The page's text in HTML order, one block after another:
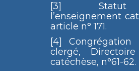
[3]
l’enseignement
article n° 171.
[4]
clergé,
catéchèse, n°61-62.